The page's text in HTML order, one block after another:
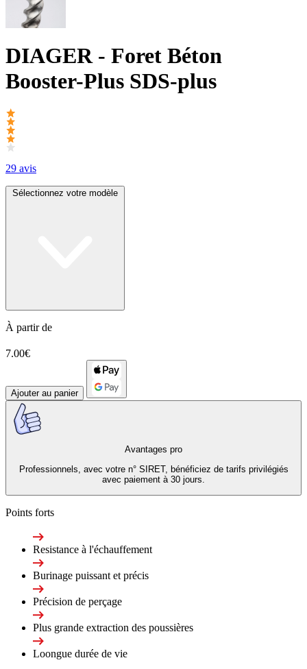
DIAGER - Foret Béton
Booster-Plus SDS-plus
29 avis
Sélectionnez votre modèle
À partir de
7.00€
Ajouter au panier
Avantages pro
Professionnels, avec votre n° SIRET, bénéficiez de tarifs privilégiés
avec paiement à 30 jours.
Points forts
Resistance à l'échauffement
Burinage puissant et précis
Précision de perçage
Plus grande extraction des poussières
Loongue durée de vie